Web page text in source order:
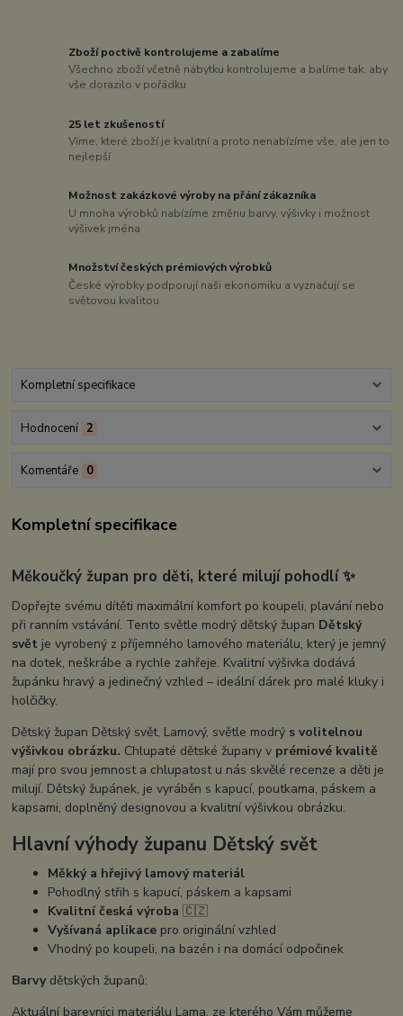
Zboží poctivě kontrolujeme a zabalíme
Všechno zboží včetně nábytku kontrolujeme a balíme tak, aby
vše dorazilo v pořádku
25 let zkušeností
Víme, které zboží je kvalitní a proto nenabízíme vše, ale jen to
nejlepší
Možnost zakázkové výroby na přání zákazníka
U mnoha výrobků nabízíme změnu barvy, výšivky i možnost
výšivek jména
Množství českých prémiových výrobků
České výrobky podporují naši ekonomiku a vyznačují se
světovou kvalitou
Kompletní specifikace
Hodnocení 2
Komentáře 0
Kompletní specifikace
Měkoučký župan pro děti, které milují pohodlí✨
Dopřejte svému dítěti maximální komfort po koupeli, plavání nebo
při ranním vstávání. Tento světle modrý dětský župan Dětský
svět je vyrobený z příjemného lamového materiálu, který je jemný
na dotek, neškrábe a rychle zahřeje. Kvalitní výšivka dodává
župánku hravý a jedinečný vzhled – ideální dárek pro malé kluky i
holčičky.
Dětský župan Dětský svět, Lamový, světle modrý s volitelnou
výšivkou obrázku. Chlupaté dětské župany v prémiové kvalitě
mají pro svou jemnost a chlupatost u nás skvělé recenze a děti je
milují. Dětský župánek, je vyráběn s kapucí, poutkama, páskem a
kapsami, doplněný designovou a kvalitní výšivkou obrázku.
Hlavní výhody županu Dětský svět
Měkký a hřejivý lamový materiál
Pohodlný střih s kapucí, páskem a kapsami
Kvalitní česká výroba 🇨🇿
Vyšívaná aplikace pro originální vzhled
Vhodný po koupeli, na bazén i na domácí odpočinek
Barvydětských županů:
Aktuální barevnici materiálu Lama, ze kterého Vám můžeme